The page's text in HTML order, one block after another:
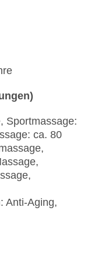
Sportmassage:
ca. 80
Anti-Aging,